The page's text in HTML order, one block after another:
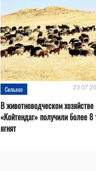
Сельхоз
В животноводческом хозяйстве
«Койтендаг» получили более
ягнят